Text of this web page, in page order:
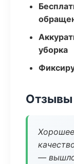
уборка
Отзывы
—